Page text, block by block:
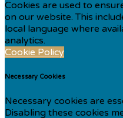
Cookies are used to
on our website. This
local language where
analytics.
Cookie Policy
Necessary Cookies
Necessary cookies are
Disabling these cookies